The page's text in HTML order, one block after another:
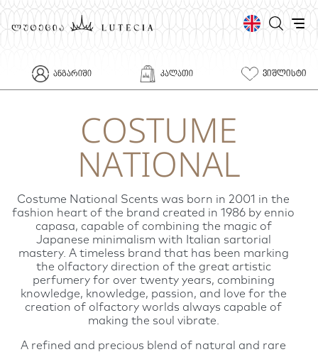
ᲐᲜᲒᲐᲠᲘᲨᲘ ᲙᲐᲚᲐᲗᲘ ᲕᲘᲨᲚᲘᲡᲢᲘ
COSTUME
NATIONAL
Costume National Scents was born in 2001 in the
fashion heart of the brand created in 1986 by ennio
capasa, capable of combining the magic of
Japanese minimalism with Italian sartorial
mastery. A timeless brand that has been marking
the olfactory direction of the great artistic
perfumery for over twenty years, combining
knowledge, knowledge, passion, and love for the
creation of olfactory worlds always capable of
making the soul vibrate.
A refined and precious blend of natural and rare